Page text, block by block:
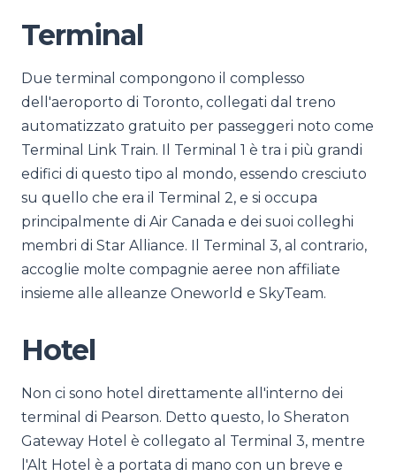
Terminal
Due terminal compongono il complesso
dell'aeroporto di Toronto, collegati dal treno
automatizzato gratuito per passeggeri noto come
Terminal Link Train. Il Terminal 1 è tra i più grandi
edifici di questo tipo al mondo, essendo cresciuto
su quello che era il Terminal 2, e si occupa
principalmente di Air Canada e dei suoi colleghi
membri di Star Alliance. Il Terminal 3, al contrario,
accoglie molte compagnie aeree non affiliate
insieme alle alleanze Oneworld e SkyTeam.
Hotel
Non ci sono hotel direttamente all'interno dei
terminal di Pearson. Detto questo, lo Sheraton
Gateway Hotel è collegato al Terminal 3, mentre
l'Alt Hotel è a portata di mano con un breve e